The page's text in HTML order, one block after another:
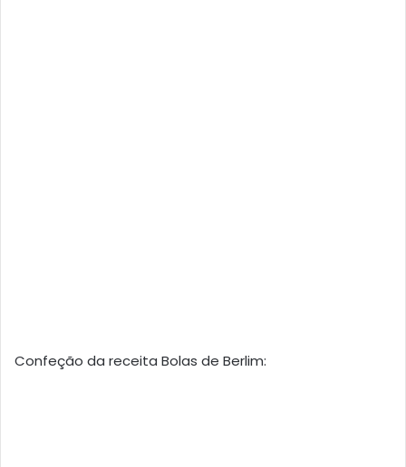
Confeção da receita Bolas de Berlim: